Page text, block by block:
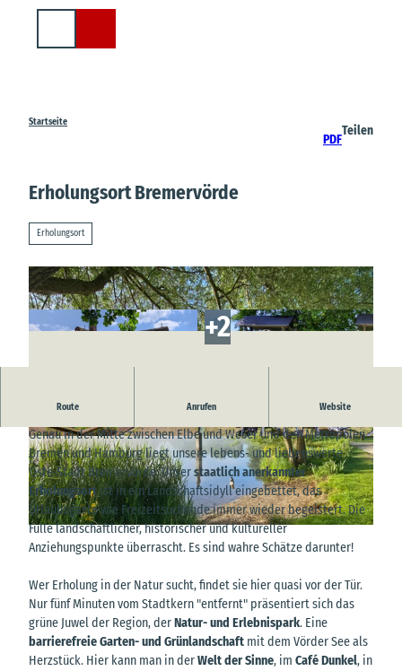
Startseite
PDF
Teilen
Erholungsort Bremervörde
Erholungsort
© Touristikverband LK Rotenburg, Ingrid Krause | CC-BY-SA
© Natur- und Erlebnispark Bremervörde GmbH,
Iris Köster |CC-BY-SA
© Touristikverband LK Rotenburg, Udo Fischer
|CC-BY-SA
Route Anrufen Website
Ankommen. Wohlfühlen. Erleben.
Genau in der Mitte zwischen Elbe und Weser und den Metropolen
Bremen und Hamburg liegt unsere lebens- und liebenswerte
Oste-Stadt Bremervörde. Unserstaatlich anerkannter
Erholungsortist in ein Landschaftsidyll eingebettet, das
Urlaubsgäste wie Freizeitsuchende immer wieder begeistert. Die
Fülle landschaftlicher, historischer und kultureller
Anziehungspunkte überrascht. Es sind wahre Schätze darunter!
Wer Erholung in der Natur sucht, findet sie hier quasi vor der Tür.
Nur fünf Minuten vom Stadtkern "entfernt" präsentiert sich das
grüne Juwel der Region, derNatur- und Erlebnispark. Eine
barrierefreie Garten- und Grünlandschaft mit dem Vörder See als
Herzstück. Hier kann man in derWelt der Sinne, im Café Dunkel, in